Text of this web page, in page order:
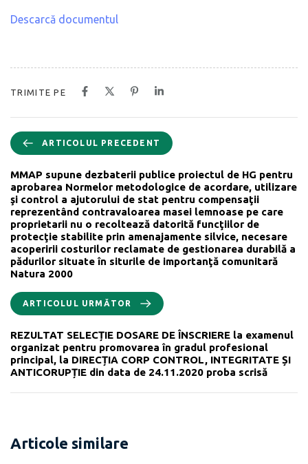
Descarcă documentul
TRIMITE PE
ARTICOLUL PRECEDENT
MMAP supune dezbaterii publice proiectul de HG pentru
aprobarea Normelor metodologice de acordare, utilizare
şi control a ajutorului de stat pentru compensaţii
reprezentând contravaloarea masei lemnoase pe care
proprietarii nu o recoltează datorită funcţiilor de
protecţie stabilite prin amenajamente silvice, necesare
acoperirii costurilor reclamate de gestionarea durabilă a
pădurilor situate în siturile de importanţă comunitară
Natura 2000
ARTICOLUL URMĂTOR
REZULTAT SELECȚIE DOSARE DE ÎNSCRIERE la examenul
organizat pentru promovarea în gradul profesional
principal, la DIRECȚIA CORP CONTROL, INTEGRITATE ȘI
ANTICORUPȚIE din data de 24.11.2020 proba scrisă
Articole similare